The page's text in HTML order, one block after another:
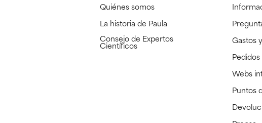
Quiénes somos
La historia de Paula
Consejo de Expertos
Científicos
Gastos
Webs
Puntos